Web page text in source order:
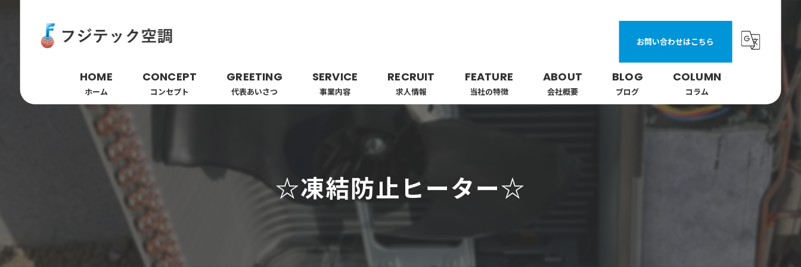
お問い合わせはこちら
HOME
ホーム
CONCEPT
コンセプト
GREETING
代表あいさつ
SERVICE
事業内容
RECRUIT
求人情報
FEATURE
当社の特徴
ビルトイン
配管
ABOUT
会社概要
BLOG
ブログ
COLUMN
コラム
☆凍結防止ヒーター☆